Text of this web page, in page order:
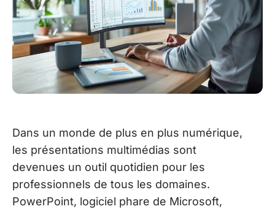
Dans un monde de plus en plus numérique,
les présentations multimédias sont
devenues un outil quotidien pour les
professionnels de tous les domaines.
PowerPoint, logiciel phare de Microsoft,